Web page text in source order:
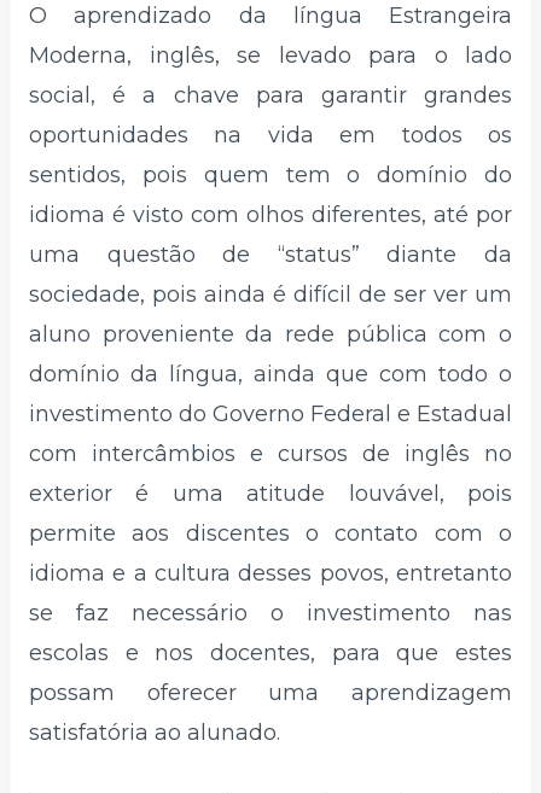
O aprendizado da língua Estrangeira
Moderna, inglês, se levado para o lado
social, é a chave para garantir grandes
oportunidades na vida em todos os
sentidos, pois quem tem o domínio do
idioma é visto com olhos diferentes, até por
uma questão de “status” diante da
sociedade, pois ainda é difícil de ser ver um
aluno proveniente da rede pública com o
domínio da língua, ainda que com todo o
investimento do Governo Federal e Estadual
com intercâmbios e cursos de inglês no
exterior é uma atitude louvável, pois
permite aos discentes o contato com o
idioma e a cultura desses povos, entretanto
se faz necessário o investimento nas
escolas e nos docentes, para que estes
possam oferecer uma aprendizagem
satisfatória ao alunado.